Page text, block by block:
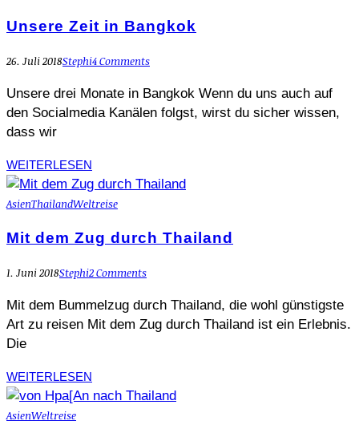
Unsere Zeit in Bangkok
26. Juli 2018Stephi4 Comments
Unsere drei Monate in Bangkok Wenn du uns auch auf
den Socialmedia Kanälen folgst, wirst du sicher wissen,
dass wir
WEITERLESEN
AsienThailandWeltreise
Mit dem Zug durch Thailand
1. Juni 2018Stephi2 Comments
Mit dem Bummelzug durch Thailand, die wohl günstigste
Art zu reisen Mit dem Zug durch Thailand ist ein Erlebnis.
Die
WEITERLESEN
AsienWeltreise